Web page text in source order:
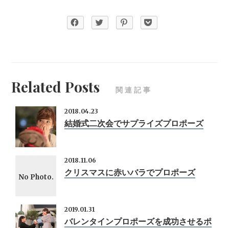
Related Posts 関連記事
2018.04.23
結婚式二次会でサプライズプロポーズ
No Photo.
2018.11.06
クリスマスに赤いバラでプロポーズ
2019.01.31
バレンタインプロポーズを成功させるポ